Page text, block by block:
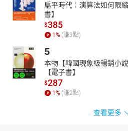
扁平時代：演算法如何限
書】
$385
1 % (賺3點)
5
本物【韓國現象級暢銷小
【電子書】
$287
1 % (賺2點)
查看更多